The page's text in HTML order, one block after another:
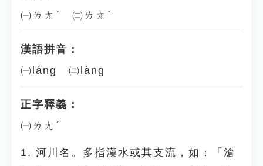
㈠ㄌㄤˊ ㈡ㄌㄤˋ
漢語拼音：
㈠láng ㈡làng
正字釋義：
㈠ㄌㄤˊ
1. 河川名。多指漢水或其支流，如：「滄